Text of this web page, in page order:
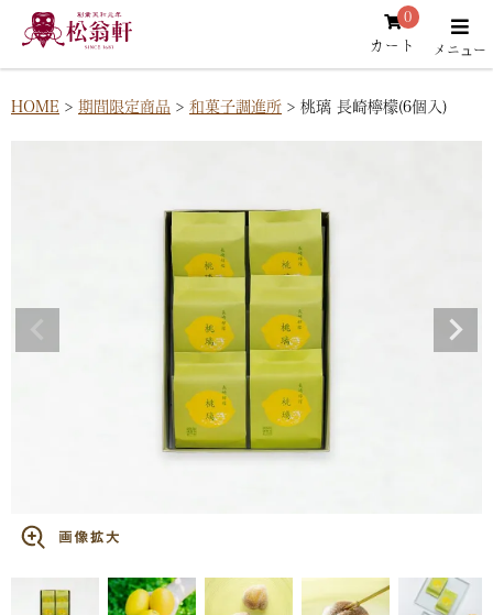
カート
0
HOME 期間限定商品 和菓子調進所 桃璃 長崎檸檬(6個入)